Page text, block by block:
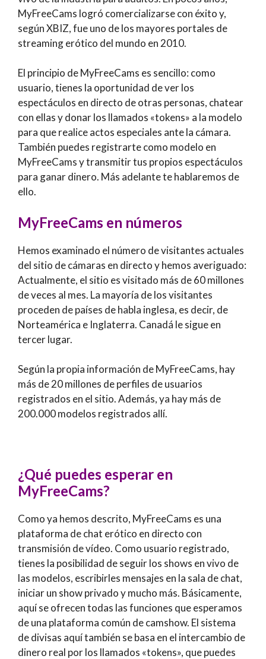
MyFreeCams logró comercializarse con éxito y,
según XBIZ, fue uno de los mayores portales de
streaming erótico del mundo en 2010.
El principio de MyFreeCams es sencillo: como
usuario, tienes la oportunidad de ver los
espectáculos en directo de otras personas, chatear
con ellas y donar los llamados «tokens» a la modelo
para que realice actos especiales ante la cámara.
También puedes registrarte como modelo en
MyFreeCams y transmitir tus propios espectáculos
para ganar dinero. Más adelante te hablaremos de
ello.
MyFreeCams en números
Hemos examinado el número de visitantes actuales
del sitio de cámaras en directo y hemos averiguado:
Actualmente, el sitio es visitado más de 60 millones
de veces al mes. La mayoría de los visitantes
proceden de países de habla inglesa, es decir, de
Norteamérica e Inglaterra. Canadá le sigue en
tercer lugar.
Según la propia información de MyFreeCams, hay
más de 20 millones de perfiles de usuarios
registrados en el sitio. Además, ya hay más de
200.000 modelos registrados allí.
¿Qué puedes esperar en
MyFreeCams?
Como ya hemos descrito, MyFreeCams es una
plataforma de chat erótico en directo con
transmisión de vídeo. Como usuario registrado,
tienes la posibilidad de seguir los shows en vivo de
las modelos, escribirles mensajes en la sala de chat,
iniciar un show privado y mucho más. Básicamente,
aquí se ofrecen todas las funciones que esperamos
de una plataforma común de camshow. El sistema
de divisas aquí también se basa en el intercambio de
dinero real por los llamados «tokens», que puedes